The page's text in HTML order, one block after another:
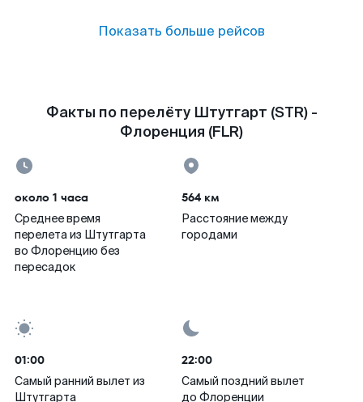
Показать больше рейсов
Факты по перелёту Штутгарт (STR) -
Флоренция (FLR)
около 1 часа
Среднее время
перелета из Штутгарта
во Флоренцию без
пересадок
564 км
Расстояние между
городами
01:00
Самый ранний вылет из
Штутгарта
22:00
Самый поздний вылет
до Флоренции